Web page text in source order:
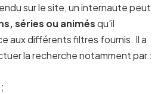
sur le site, un internaute peut
séries ou animésqu’il
aux différents filtres fournis. Il a
la recherche notamment par :